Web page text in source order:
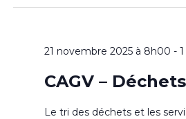
une
21 novembre 2025 à 8h00 -
CAGV –
Le tri des déchets et les